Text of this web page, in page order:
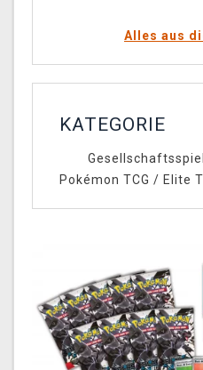
Alles aus
KATEGORIE
Pokémon TCG / Elite